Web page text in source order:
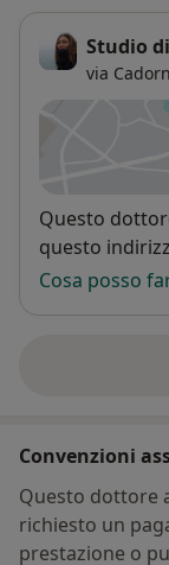
Studio
via
Disponibilità
Questo
questo
Cosa posso
Convenzioni
Questo dottore
richiesto un
prestazione o